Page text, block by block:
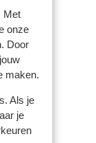
Met
onze
Door
maken.
Als je
je